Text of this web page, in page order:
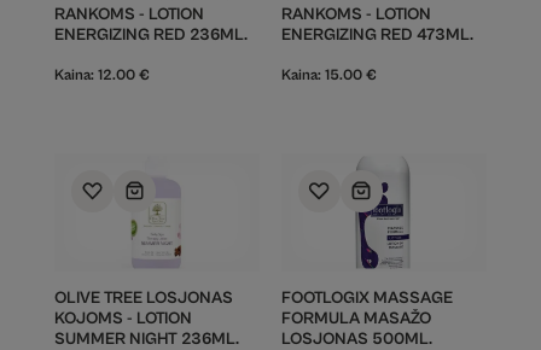
RANKOMS - LOTION
ENERGIZING RED 236ML.
Kaina: 12.00 €
RANKOMS - LOTION
ENERGIZING RED 473ML.
Kaina: 15.00 €
OLIVE TREE LOSJONAS
KOJOMS - LOTION
SUMMER NIGHT 236ML.
FOOTLOGIX MASSAGE
FORMULA MASAŽO
LOSJONAS 500ML.